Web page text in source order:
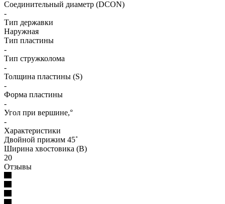
Соединительный диаметр (DCON)
-
Тип державки
Наружная
Тип пластины
-
Тип стружколома
-
Толщина пластины (S)
-
Форма пластины
-
Угол при вершине,°
-
Характеристики
Двойной прижим 45˚
Ширина хвостовика (B)
20
Отзывы